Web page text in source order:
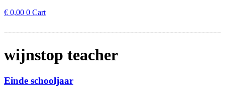
€ 0,00 0 Cart
wijnstop teacher
Einde schooljaar